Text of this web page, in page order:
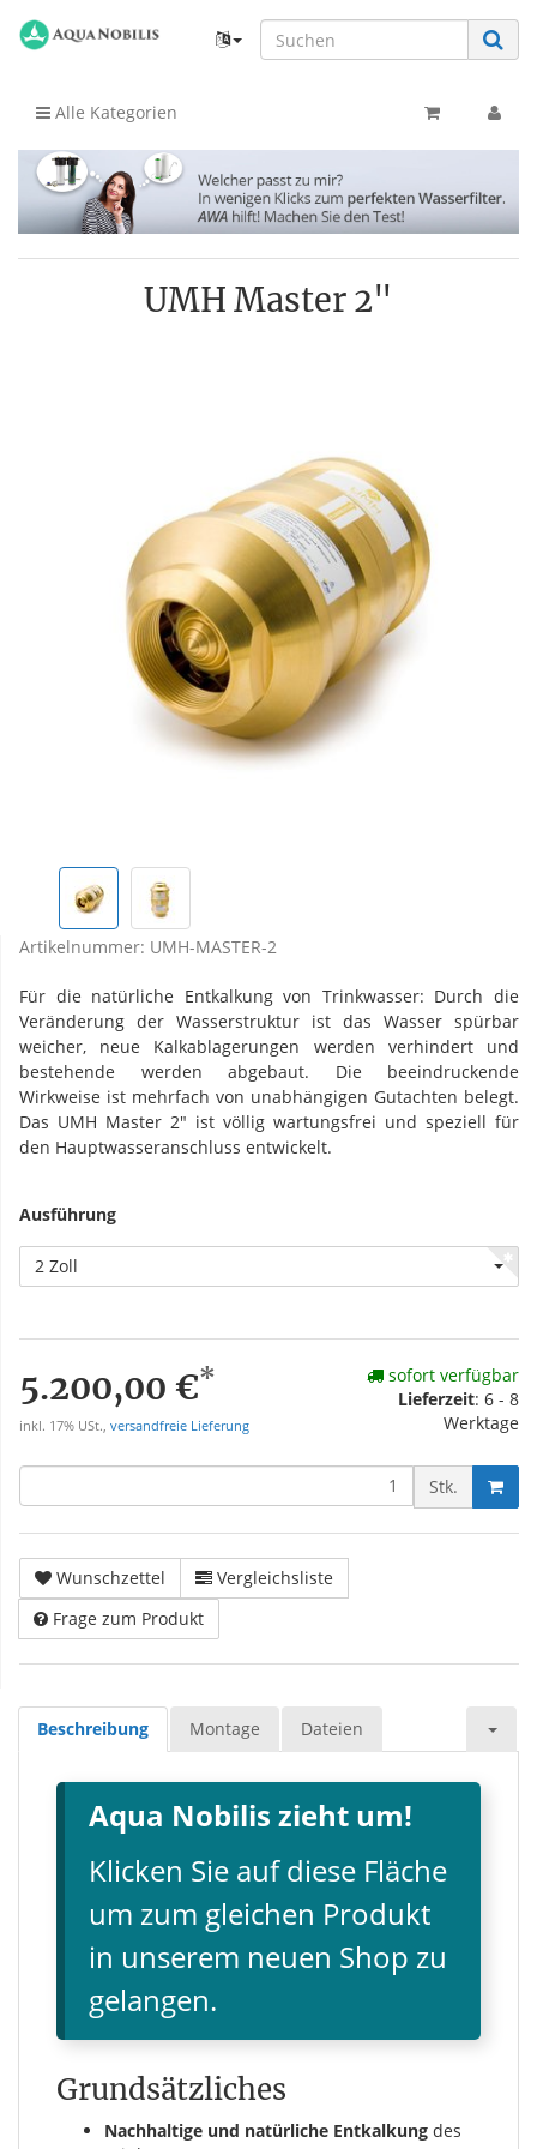
Alle Kategorien
UMH Master 2"
Artikelnummer: UMH-MASTER-2
Für die natürliche Entkalkung von Trinkwasser: Durch die
Veränderung der Wasserstruktur ist das Wasser spürbar
weicher, neue Kalkablagerungen werden verhindert und
bestehende werden abgebaut. Die beeindruckende
Wirkweise ist mehrfach von unabhängigen Gutachten belegt.
Das UMH Master 2" ist völlig wartungsfrei und speziell für
den Hauptwasseranschluss entwickelt.
Ausführung
2 Zoll
5.200,00 €*
inkl. 17% USt., versandfreie Lieferung
sofort verfügbar
Lieferzeit: 6 - 8
Werktage
Stk.
Wunschzettel
Vergleichsliste
Frage zum Produkt
Beschreibung Montage Dateien
Aqua Nobilis zieht um!
Klicken Sie auf diese Fläche
um zum gleichen Produkt
in unserem neuen Shop zu
gelangen.
Grundsätzliches
Nachhaltige und natürliche Entkalkung des